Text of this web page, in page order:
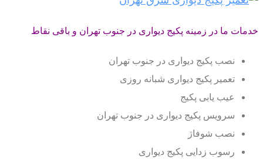
خدمات ما در زمینه پکیج دیواری در جنوب تهران و باقی نقاط
نصب پکیج دیواری در جنوب تهران
تعمیر پکیج دیواری شبانه روزی
عیب یابی پکیج
سرویس پکیج دیواری در جنوب تهران
نصب شوفاژ
رسوب زدایی پکیج دیواری